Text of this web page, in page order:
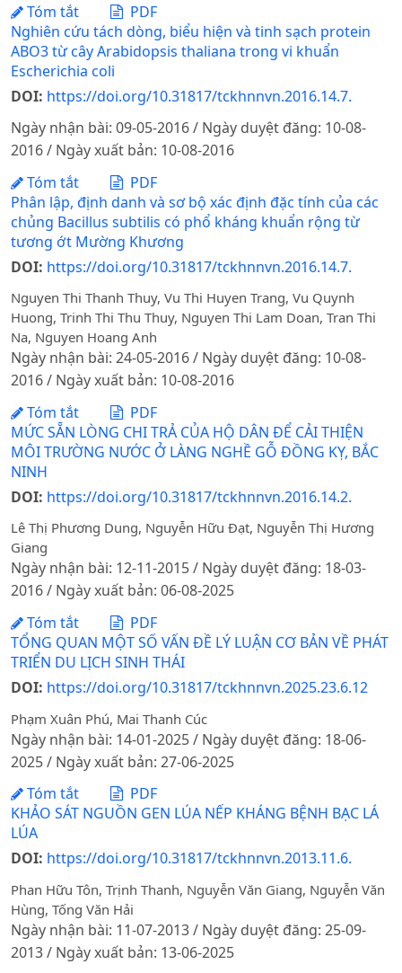
Tóm tắt
PDF
Nghiên cứu tách dòng, biểu hiện và tinh sạch protein
ABO3 từ cây Arabidopsis thaliana trong vi khuẩn
Escherichia coli
DOI: https://doi.org/10.31817/tckhnnvn.2016.14.7.
Ngày nhận bài: 09-05-2016 / Ngày duyệt đăng: 10-08-
2016 / Ngày xuất bản: 10-08-2016
Tóm tắt
PDF
Phân lập, định danh và sơ bộ xác định đặc tính của các
chủng Bacillus subtilis có phổ kháng khuẩn rộng từ
tương ớt Mường Khương
DOI: https://doi.org/10.31817/tckhnnvn.2016.14.7.
Nguyen Thi Thanh Thuy, Vu Thi Huyen Trang, Vu Quynh
Huong, Trinh Thi Thu Thuy, Nguyen Thi Lam Doan, Tran Thi
Na, Nguyen Hoang Anh
Ngày nhận bài: 24-05-2016 / Ngày duyệt đăng: 10-08-
2016 / Ngày xuất bản: 10-08-2016
Tóm tắt
PDF
MỨC SẴN LÒNG CHI TRẢ CỦA HỘ DÂN ĐỂ CẢI THIỆN
MÔI TRƯỜNG NƯỚC Ở LÀNG NGHỀ GỖ ĐỒNG KỴ, BẮC
NINH
DOI: https://doi.org/10.31817/tckhnnvn.2016.14.2.
Lê Thị Phương Dung, Nguyễn Hữu Đạt, Nguyễn Thị Hương
Giang
Ngày nhận bài: 12-11-2015 / Ngày duyệt đăng: 18-03-
2016 / Ngày xuất bản: 06-08-2025
Tóm tắt
PDF
TỔNG QUAN MỘT SỐ VẤN ĐỀ LÝ LUẬN CƠ BẢN VỀ PHÁT
TRIỂN DU LỊCH SINH THÁI
DOI: https://doi.org/10.31817/tckhnnvn.2025.23.6.12
Phạm Xuân Phú, Mai Thanh Cúc
Ngày nhận bài: 14-01-2025 / Ngày duyệt đăng: 18-06-
2025 / Ngày xuất bản: 27-06-2025
Tóm tắt
PDF
KHẢO SÁT NGUỒN GEN LÚA NẾP KHÁNG BỆNH BẠC LÁ
LÚA
DOI: https://doi.org/10.31817/tckhnnvn.2013.11.6.
Phan Hữu Tôn, Trịnh Thanh, Nguyễn Văn Giang, Nguyễn Văn
Hùng, Tống Văn Hải
Ngày nhận bài: 11-07-2013 / Ngày duyệt đăng: 25-09-
2013 / Ngày xuất bản: 13-06-2025